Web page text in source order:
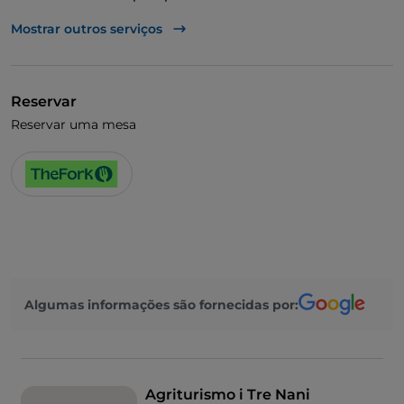
Fala-se inglês
Mostrar outros serviços
Reservar
Reservar uma mesa
Algumas informações são fornecidas por:
Agriturismo i Tre Nani